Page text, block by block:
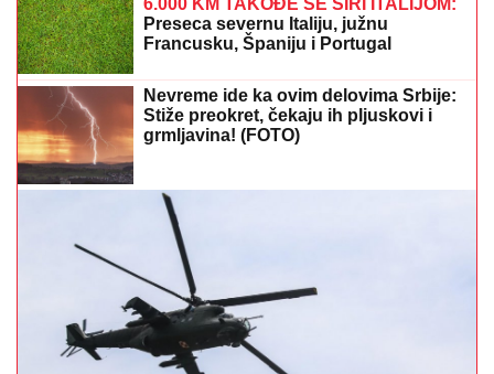
ENA I PEJA PROGOVORILI O SVADBI I ELITI 10Otkrili
detalje porodične svađe i šta se desilo na ručku sa
Zlatom i Mikijem: "Odabrala sam venčanicu, pevaće
Andreana Čekić"
ON ĆE BITI NOVI PREDSEDNIK
MAĐARSKE?
pulena kao kandidata
HARVARD POSLAO JASNU
PORUKU: OHR
nadležnost da donosi zakone u BiH